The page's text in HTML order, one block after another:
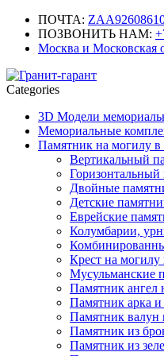
ПОЧТА:
ПОЗВОНИТЬ НАМ:
Москва и Московская
Categories
3D Модели
Мемориальные
Памятник на могилу
Вертикальный
Двойные
Детские
Еврейские
Колумбарии,
Крест на
Мусульманские
Памятник
Памятник арка
Памятник валун
Памятник из
Памятник из